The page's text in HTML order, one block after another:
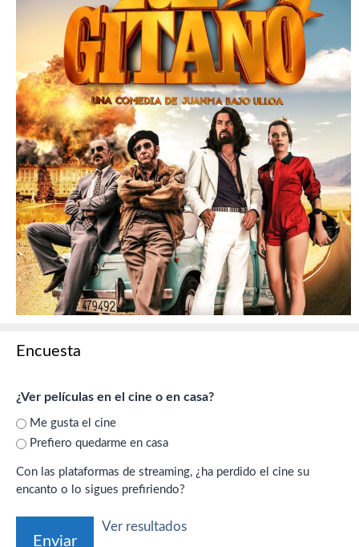
Encuesta
¿Ver películas en el cine o en casa?
Me gusta el cine
Prefiero quedarme en casa
Con las plataformas de streaming, ¿ha perdido el cine su
encanto o lo sigues prefiriendo?
Ver resultados